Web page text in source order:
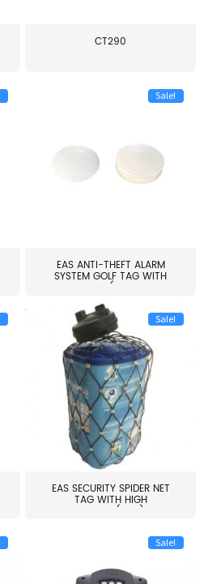
CT290
Sale!
EAS ANTI-THEFT ALARM
SYSTEM GOLF TAG WITH
PIN(H...
Sale!
EAS SECURITY SPIDER NET
TAG WITH HIGH
QUALITY(S06)
Sale!